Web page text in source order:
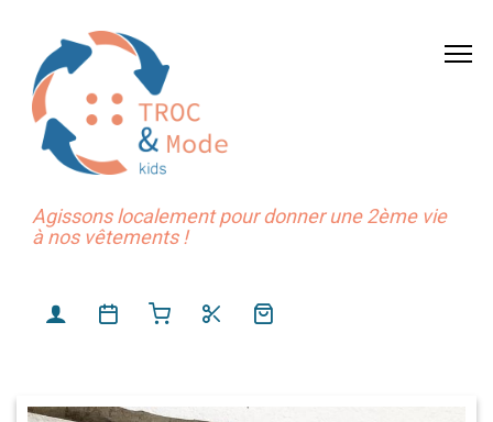
Agissons localement pour donner une 2ème vie
à nos vêtements !